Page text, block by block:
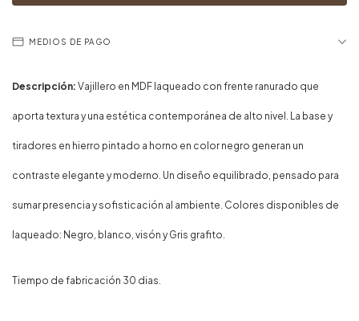
MEDIOS DE PAGO
Descripción: Vajillero en MDF laqueado con frente ranurado que
aporta textura y una estética contemporánea de alto nivel. La base y
tiradores en hierro pintado a horno en color negro generan un
contraste elegante y moderno. Un diseño equilibrado, pensado para
sumar presencia y sofisticación al ambiente. Colores disponibles de
laqueado: Negro, blanco, visón y Gris grafito.
Tiempo de fabricación 30 dias.